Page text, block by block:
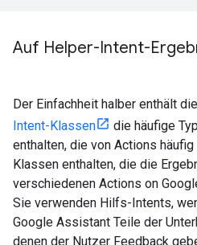
Auf Helper-Intent-
Der Einfachheit halber enthält
Intent-Klassen
die häufige
enthalten, die von Actions
Klassen enthalten, die die
verschiedenen Actions on
Sie verwenden Hilfs-Intents,
Google Assistant Teile der
denen der Nutzer Feedback